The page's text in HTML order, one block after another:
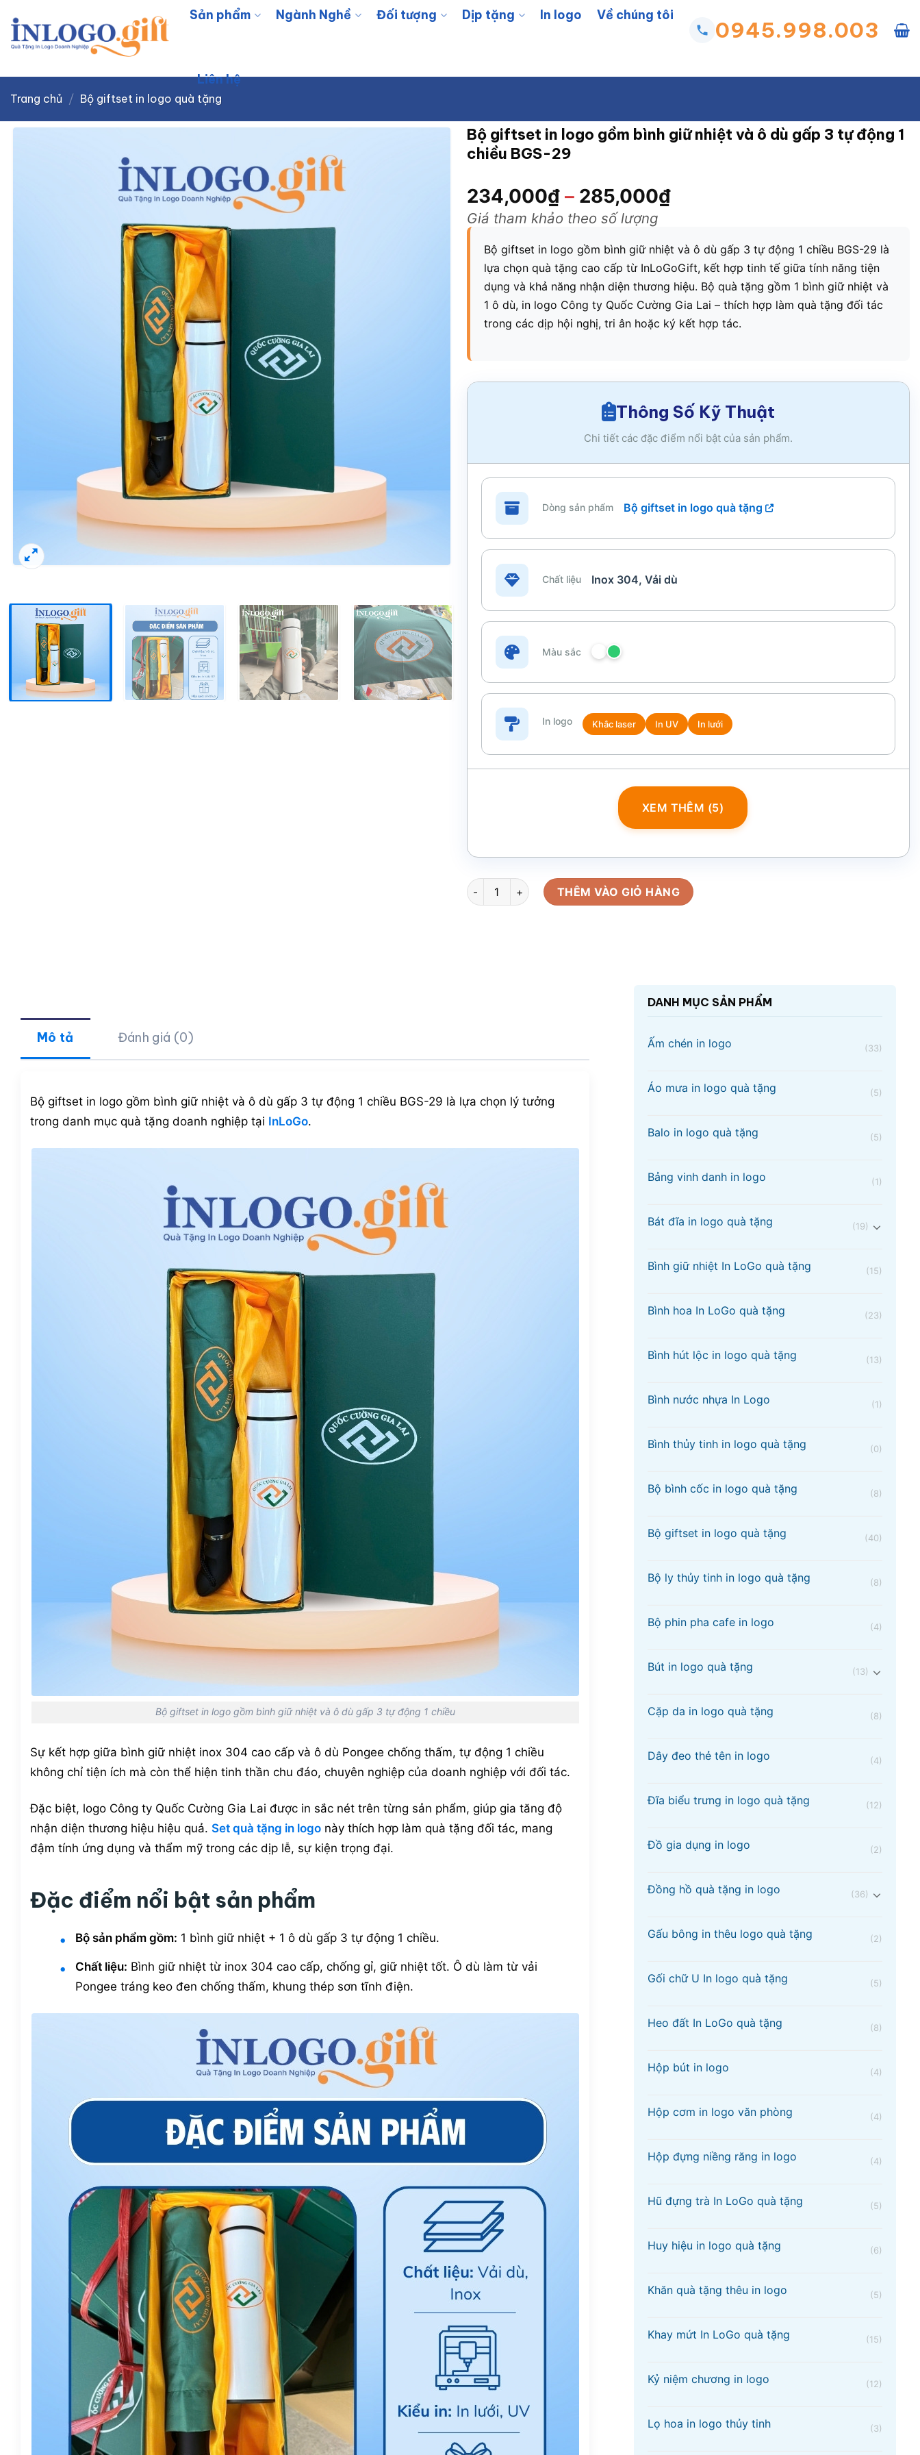
to
content
Sản phẩm Ngành Nghề Đối tượng Dịp tặng In logo Về chúng tôi
Liên hệ
0945.998.003
Trang chủ / Bộ giftset in logo quà tặng
Bộ giftset in logo gồm bình giữ nhiệt và ô dù gấp 3 tự động 1
chiều BGS-29
234,000₫– 285,000₫
Giá tham khảo theo số lượng
Bộ giftset in logo gồm bình giữ nhiệt và ô dù gấp 3 tự động 1 chiều BGS-29 là
lựa chọn quà tặng cao cấp từ InLoGoGift, kết hợp tinh tế giữa tính năng tiện
dụng và khả năng nhận diện thương hiệu. Bộ quà tặng gồm 1 bình giữ nhiệt và
1 ô dù, in logo Công ty Quốc Cường Gia Lai – thích hợp làm quà tặng đối tác
trong các dịp hội nghị, tri ân hoặc ký kết hợp tác.
Thông Số Kỹ Thuật
Chi tiết các đặc điểm nổi bật của sản phẩm.
Dòng sản phẩm Bộ giftset in logo quà tặng
Chất liệu Inox 304, Vải dù
Màu sắc
In logo Khắc laser In UV In lưới
XEM THÊM (5)
Bộ giftset in logo gồm bình giữ nhiệt và ô dù gấp 3 tự động 1 chiều BGS-29 số lượng
THÊM VÀO GIỎ HÀNG
Mô tả Đánh giá (0)
Bộ giftset in logo gồm bình giữ nhiệt và ô dù gấp 3 tự động 1 chiều BGS-29 là lựa chọn lý tưởng
trong danh mục quà tặng doanh nghiệp tại InLoGo.
Bộ giftset in logo gồm bình giữ nhiệt và ô dù gấp 3 tự động 1 chiều
Sự kết hợp giữa bình giữ nhiệt inox 304 cao cấp và ô dù Pongee chống thấm, tự động 1 chiều
không chỉ tiện ích mà còn thể hiện tinh thần chu đáo, chuyên nghiệp của doanh nghiệp với đối tác.
Đặc biệt, logo Công ty Quốc Cường Gia Lai được in sắc nét trên từng sản phẩm, giúp gia tăng độ
nhận diện thương hiệu hiệu quả. Set quà tặng in logonày thích hợp làm quà tặng đối tác, mang
đậm tính ứng dụng và thẩm mỹ trong các dịp lễ, sự kiện trọng đại.
Đặc điểm nổi bật sản phẩm
Bộ sản phẩm gồm: 1 bình giữ nhiệt + 1 ô dù gấp 3 tự động 1 chiều.
Chất liệu: Bình giữ nhiệt từ inox 304 cao cấp, chống gỉ, giữ nhiệt tốt. Ô dù làm từ vải
Pongee tráng keo đen chống thấm, khung thép sơn tĩnh điện.
DANH MỤC SẢN PHẨM
Ấm chén in logo (33)
Áo mưa in logo quà tặng (5)
Balo in logo quà tặng (5)
Bảng vinh danh in logo (1)
Bát đĩa in logo quà tặng (19)
Bình giữ nhiệt In LoGo quà tặng (15)
Bình hoa In LoGo quà tặng (23)
Bình hút lộc in logo quà tặng (13)
Bình nước nhựa In Logo (1)
Bình thủy tinh in logo quà tặng (0)
Bộ bình cốc in logo quà tặng (8)
Bộ giftset in logo quà tặng (40)
Bộ ly thủy tinh in logo quà tặng (8)
Bộ phin pha cafe in logo (4)
Bút in logo quà tặng (13)
Cặp da in logo quà tặng (8)
Dây đeo thẻ tên in logo (4)
Đĩa biểu trưng in logo quà tặng (12)
Đồ gia dụng in logo (2)
Đồng hồ quà tặng in logo (36)
Gấu bông in thêu logo quà tặng (2)
Gối chữ U In logo quà tặng (5)
Heo đất In LoGo quà tặng (8)
Hộp bút in logo (4)
Hộp cơm in logo văn phòng (4)
Hộp đựng niềng răng in logo (4)
Hũ đựng trà In LoGo quà tặng (5)
Huy hiệu in logo quà tặng (6)
Khăn quà tặng thêu in logo (5)
Khay mứt In LoGo quà tặng (15)
Kỷ niệm chương in logo (12)
Lọ hoa in logo thủy tinh (3)